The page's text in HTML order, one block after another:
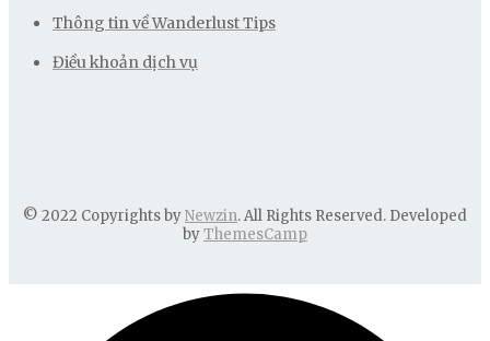
Thông tin về Wanderlust Tips
Điều khoản dịch vụ
© 2022 Copyrights byNewzin. All Rights Reserved. Developed
byThemesCamp